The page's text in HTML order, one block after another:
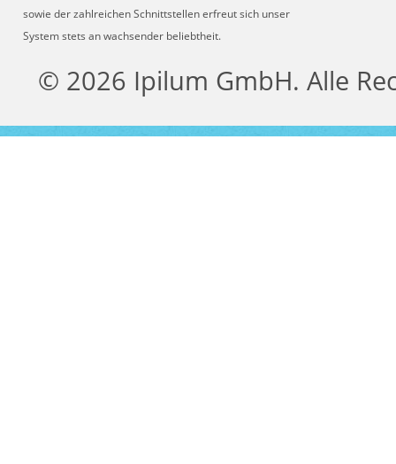
sowie der zahlreichen Schnittstellen erfreut sich unser
System stets an wachsender beliebtheit.
© 2026 Ipilum GmbH. Alle